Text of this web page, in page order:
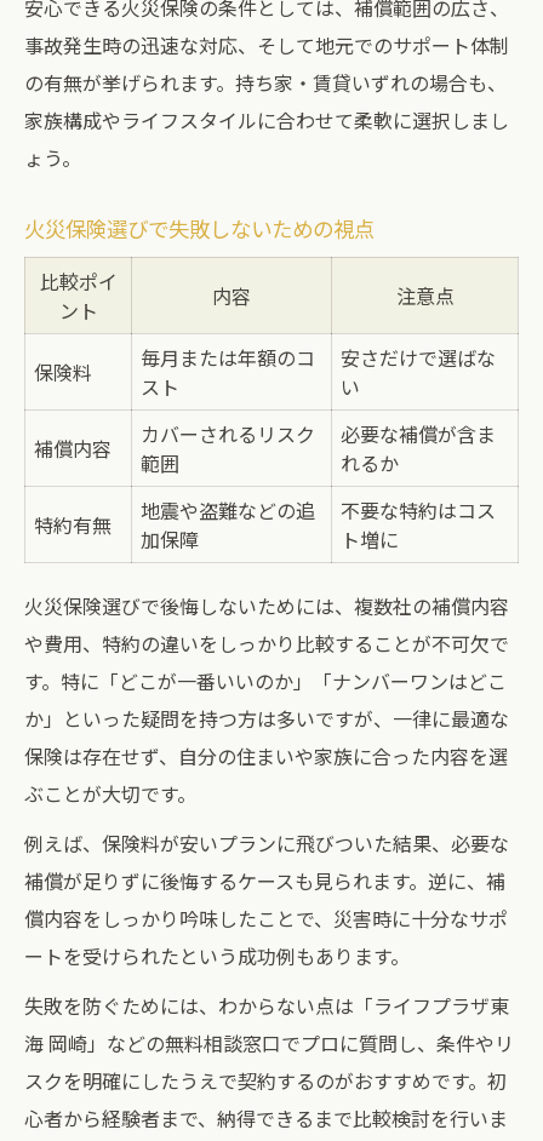
安心できる火災保険の条件としては、補償範囲の広さ、
事故発生時の迅速な対応、そして地元でのサポート体制
の有無が挙げられます。持ち家・賃貸いずれの場合も、
家族構成やライフスタイルに合わせて柔軟に選択しまし
ょう。
火災保険選びで失敗しないための視点
比較ポイ
ント
内容 注意点
保険料
毎月または年額のコ
スト
安さだけで選ばな
い
補償内容
カバーされるリスク
範囲
必要な補償が含ま
れるか
特約有無
地震や盗難などの追
加保障
不要な特約はコス
ト増に
火災保険選びで後悔しないためには、複数社の補償内容
や費用、特約の違いをしっかり比較することが不可欠で
す。特に「どこが一番いいのか」「ナンバーワンはどこ
か」といった疑問を持つ方は多いですが、一律に最適な
保険は存在せず、自分の住まいや家族に合った内容を選
ぶことが大切です。
例えば、保険料が安いプランに飛びついた結果、必要な
補償が足りずに後悔するケースも見られます。逆に、補
償内容をしっかり吟味したことで、災害時に十分なサポ
ートを受けられたという成功例もあります。
失敗を防ぐためには、わからない点は「ライフプラザ東
海 岡崎」などの無料相談窓口でプロに質問し、条件やリ
スクを明確にしたうえで契約するのがおすすめです。初
心者から経験者まで、納得できるまで比較検討を行いま